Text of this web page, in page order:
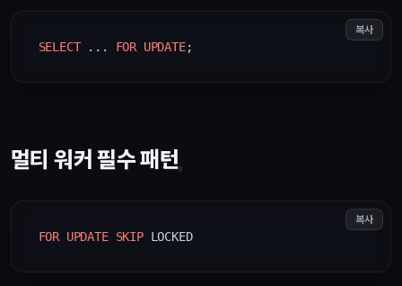
SELECT ... FOR UPDATE
복사
멀티 워커 필수 패턴
FOR UPDATE SKIP LOCKED
복사